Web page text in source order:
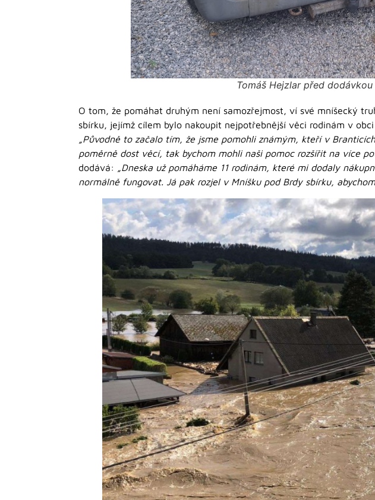
Tomáš Hejzlar před
O tom, že pomáhat druhým není samozřejmost, ví své mníšecký
sbírku, jejímž cílem bylo nakoupit nejpotřebnější věci rodinám v
„Původně to začalo tím, že jsme pomohli známým, kteří v
poměrně dost věcí, tak bychom mohli naši pomoc rozšířit na více
dodává: „Dneska už pomáháme 11 rodinám, které mi dodaly
normálně fungovat. Já pak rozjel v Mníšku pod Brdy sbírku,